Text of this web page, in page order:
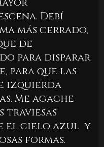
Debí
más cerrado,
de
para disparar
para que las
izquierda
Me agache
traviesas
el cielo azul y
formas.